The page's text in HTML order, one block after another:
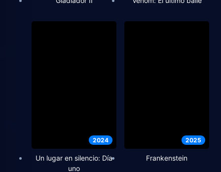
2024
Un lugar en silencio: Día
uno
2025
Frankenstein